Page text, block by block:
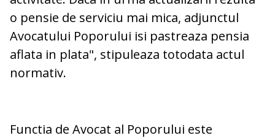
o pensie de serviciu mai mica, adjunctul
Avocatului Poporului isi pastreaza pensia
aflata in plata", stipuleaza totodata actul
normativ.
Functia de Avocat al Poporului este